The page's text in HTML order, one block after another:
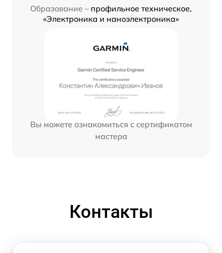
Образование – профильное техническое,
«Электроника и наноэлектроника»
Вы можете ознакомиться с сертификатом
мастера
Контакты